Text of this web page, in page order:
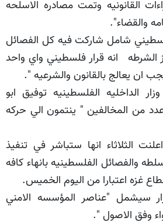
القانونيه وتمت مصادره الاسلحه
والقضاء".
شامل شاركت فيه كل الفصائل
الشرطه انه قرار فلسطيني واي واحد
ان يعالج بالقانون والشرعيه ".
الداخليه الفلسطينيه توفيق ابو
من المخالفين " ينتمون الي حركه
الثلاثاء انها ستباشر في تنفيذ
والفصائل الفلسطينيه بانهاء كافه
غزه اعتبارا من اليوم الخميس.
سيشمل "عناصر المؤسسه الامني
وفق الاصول ".